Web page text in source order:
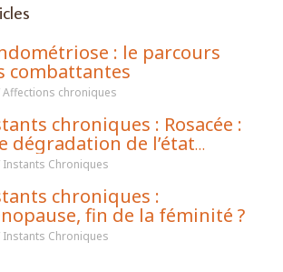
: le parcours
combattantes
Affections chroniques
chroniques : Rosacée :
dégradation de l’état
Instants Chroniques
chroniques :
fin de la féminité ?
Instants Chroniques